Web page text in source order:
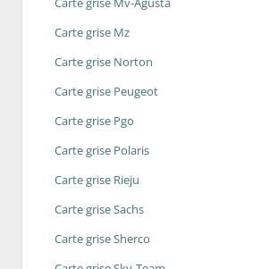
Carte grise Mz
Carte grise Norton
Carte grise Peugeot
Carte grise Pgo
Carte grise Polaris
Carte grise Rieju
Carte grise Sachs
Carte grise Sherco